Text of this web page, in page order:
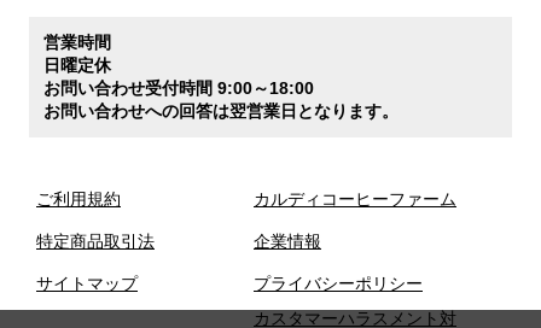
営業時間
日曜定休
お問い合わせ受付時間 9:00～18:00
お問い合わせへの回答は翌営業日となります。
ご利用規約
特定商品取引法
サイトマップ
カルディコーヒーファーム
企業情報
プライバシーポリシー
カスタマーハラスメント対